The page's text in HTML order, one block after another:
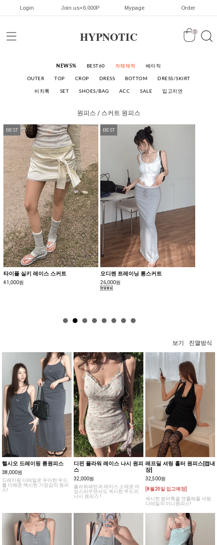
Login Join us+6,000P Mypage Order
HYPNOTIC 0
NEW5% BEST60 자체제작 베이직
OUTER TOP CROP DRESS BOTTOM DRESS/SKIRT
비치룩 SET SHOES/BAG ACC SALE 입고지연
원피스 / 스커트 원피스
BEST
타이플 실키 레이스 스커트
41,000원
BEST
오디렌 트레이닝 롱스커트
26,000원
보기 진열방식
헬시오 드레이핑 롱원피스
38,000원
드레이핑 디테일로 우아한 무드
를 더해준 맥시한 기장감의 원피
스!
디핀 플라워 레이스 나시 원피
스
32,000원
플라워패턴과 레이스 소재로 여
성스러우면서도 섹시한 무드의
나시 원피스 !
레프딜 셔링 홀터 원피스[캡내
장]
32,500원
[8월20일 입고예정]
섹시한 썸머룩을 연출해줄 셔링
디테일의 미니원피스!